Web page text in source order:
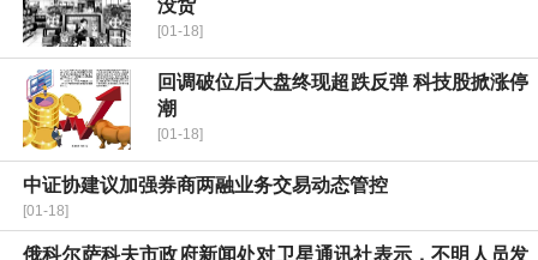
没货
[01-18]
回调破位后大盘终现超跌反弹 科技股掀涨停
潮
[01-18]
中证协建议加强券商两融业务交易动态管控
[01-18]
俄科尔萨科夫市政府新闻处对卫星通讯社表示，不明人员发